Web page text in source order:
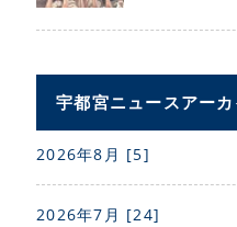
宇都宮ニュースアー
2026年8月 [5]
2026年7月 [24]